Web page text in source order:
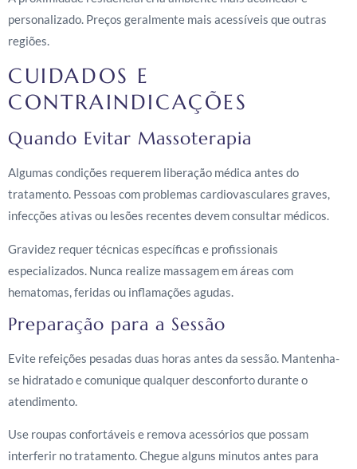
personalizado. Preços geralmente mais acessíveis que outras
regiões.
CUIDADOS E
CONTRAINDICAÇÕES
Quando Evitar Massoterapia
Algumas condições requerem liberação médica antes do
tratamento. Pessoas com problemas cardiovasculares graves,
infecções ativas ou lesões recentes devem consultar médicos.
Gravidez requer técnicas específicas e profissionais
especializados. Nunca realize massagem em áreas com
hematomas, feridas ou inflamações agudas.
Preparação para a Sessão
Evite refeições pesadas duas horas antes da sessão. Mantenha-
se hidratado e comunique qualquer desconforto durante o
atendimento.
Use roupas confortáveis e remova acessórios que possam
interferir no tratamento. Chegue alguns minutos antes para